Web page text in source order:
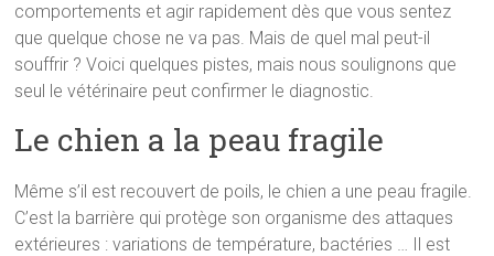
comportements et agir rapidement dès que vous sentez
que quelque chose ne va pas. Mais de quel mal peut-il
souffrir ? Voici quelques pistes, mais nous soulignons que
seul le vétérinaire peut confirmer le diagnostic.
Le chien a la peau fragile
Même s’il est recouvert de poils, le chien a une peau fragile.
C’est la barrière qui protège son organisme des attaques
extérieures : variations de température, bactéries … Il est